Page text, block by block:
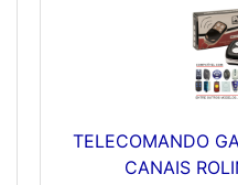
TELECOMANDO
CANAIS